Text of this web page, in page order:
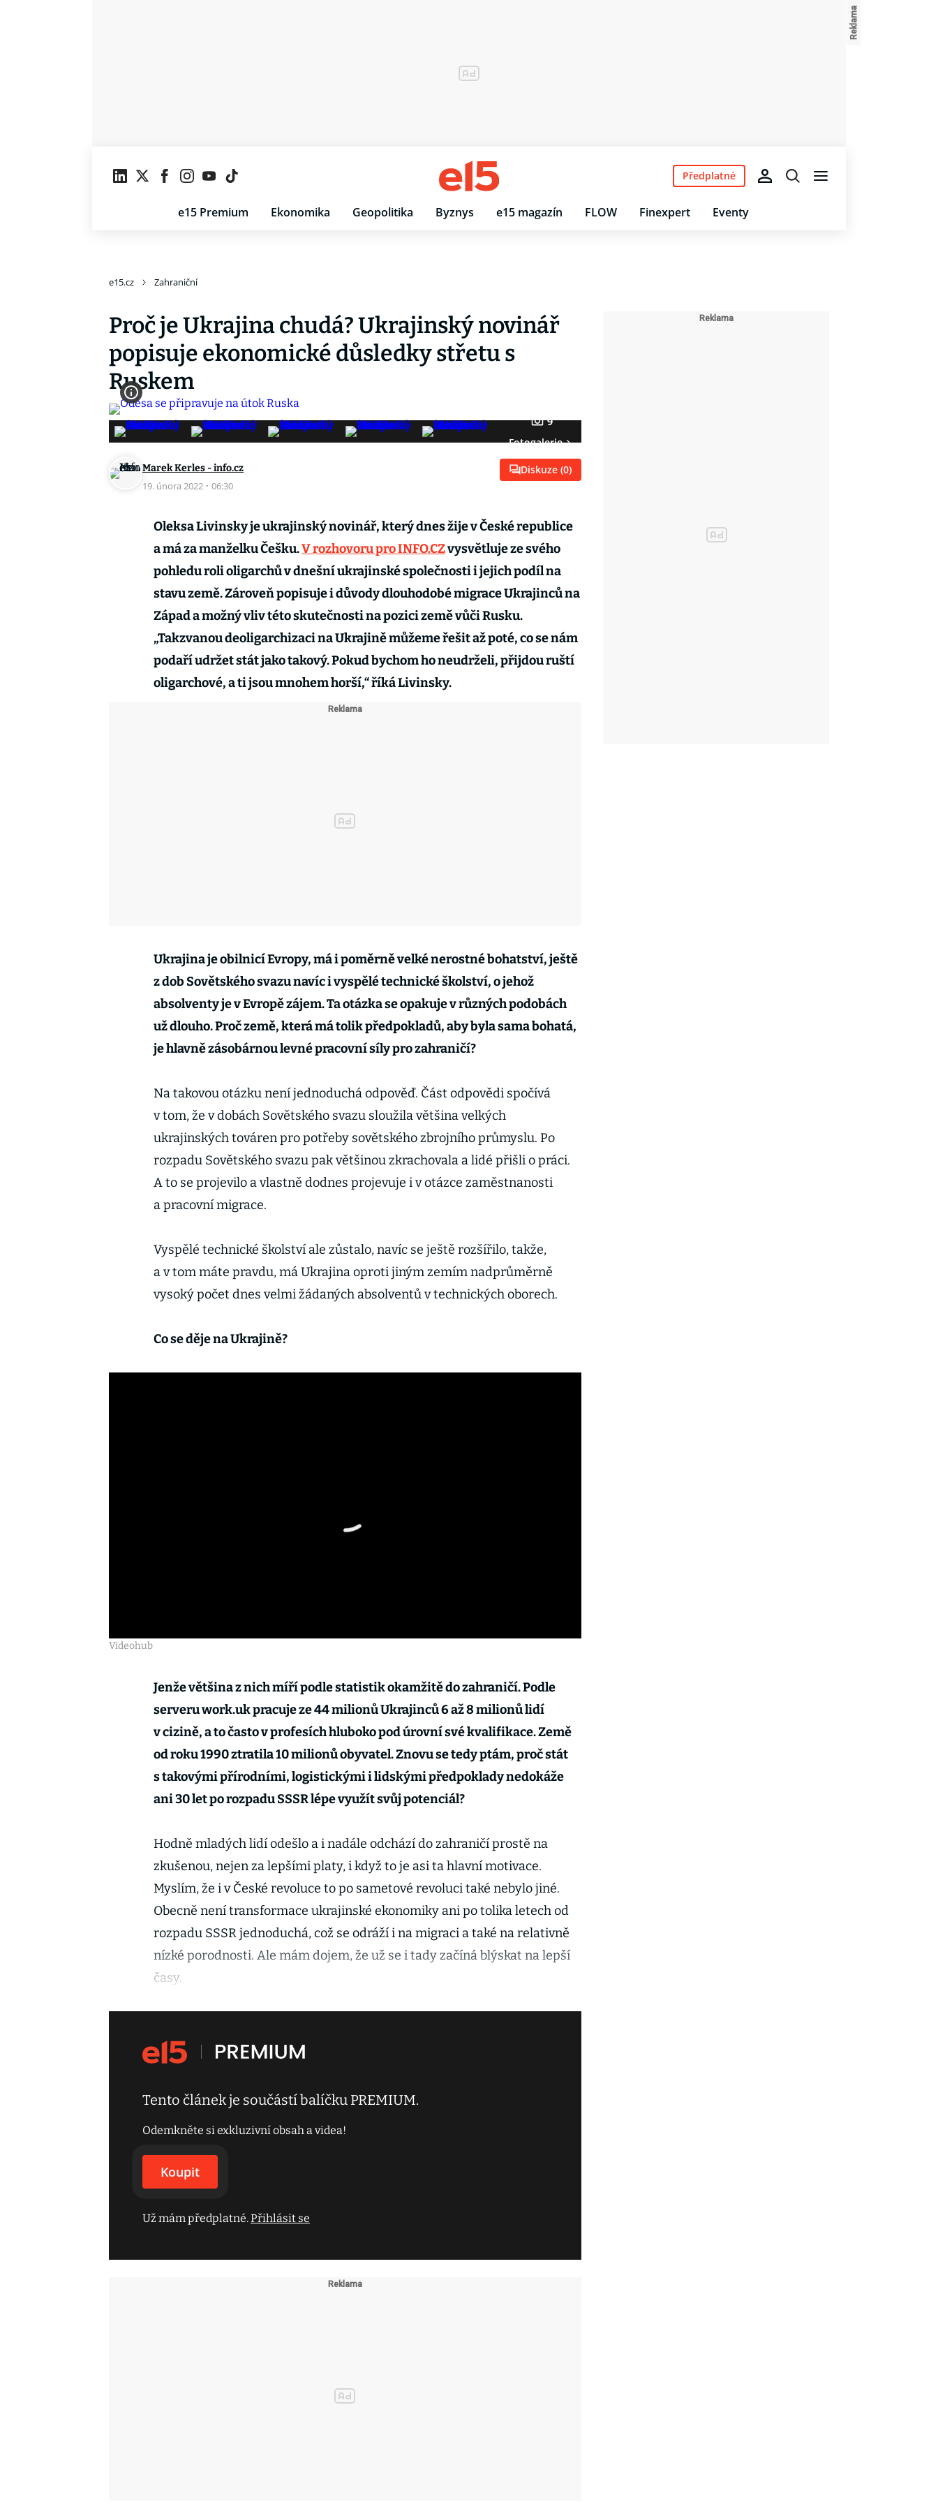
e15 Premium Ekonomika Geopolitika Byznys e15 magazín FLOW Finexpert Eventy
Předplatné
e15.cz Zahraniční
Proč je Ukrajina chudá? Ukrajinský novinář
popisuje ekonomické důsledky střetu s
Ruskem
9
Fotogalerie
Marek Kerles - info.cz
19. února 2022 · 06:30
Diskuze (0)
Oleksa Livinsky je ukrajinský novinář, který dnes žije v České republice
a má za manželku Češku.V rozhovoru pro INFO.CZvysvětluje ze svého
pohledu roli oligarchů v dnešní ukrajinské společnosti i jejich podíl na
stavu země. Zároveň popisuje i důvody dlouhodobé migrace Ukrajinců na
Západ a možný vliv této skutečnosti na pozici země vůči Rusku.
„Takzvanou deoligarchizaci na Ukrajině můžeme řešit až poté, co se nám
podaří udržet stát jako takový. Pokud bychom ho neudrželi, přijdou ruští
oligarchové, a ti jsou mnohem horší,“ říká Livinsky.
Ukrajina je obilnicí Evropy, má i poměrně velké nerostné bohatství, ještě
z dob Sovětského svazu navíc i vyspělé technické školství, o jehož
absolventy je v Evropě zájem. Ta otázka se opakuje v různých podobách
už dlouho. Proč země, která má tolik předpokladů, aby byla sama bohatá,
je hlavně zásobárnou levné pracovní síly pro zahraničí?
Na takovou otázku není jednoduchá odpověď. Část odpovědi spočívá
v tom, že v dobách Sovětského svazu sloužila většina velkých
ukrajinských továren pro potřeby sovětského zbrojního průmyslu. Po
rozpadu Sovětského svazu pak většinou zkrachovala a lidé přišli o práci.
A to se projevilo a vlastně dodnes projevuje i v otázce zaměstnanosti
a pracovní migrace.
Vyspělé technické školství ale zůstalo, navíc se ještě rozšířilo, takže,
a v tom máte pravdu, má Ukrajina oproti jiným zemím nadprůměrně
vysoký počet dnes velmi žádaných absolventů v technických oborech.
Co se děje na Ukrajině?
Videohub
Jenže většina z nich míří podle statistik okamžitě do zahraničí. Podle
serveru work.uk pracuje ze 44 milionů Ukrajinců 6 až 8 milionů lidí
v cizině, a to často v profesích hluboko pod úrovní své kvalifikace. Země
od roku 1990 ztratila 10 milionů obyvatel. Znovu se tedy ptám, proč stát
s takovými přírodními, logistickými i lidskými předpoklady nedokáže
ani 30 let po rozpadu SSSR lépe využít svůj potenciál?
Hodně mladých lidí odešlo a i nadále odchází do zahraničí prostě na
zkušenou, nejen za lepšími platy, i když to je asi ta hlavní motivace.
Myslím, že i v České revoluce to po sametové revoluci také nebylo jiné.
Obecně není transformace ukrajinské ekonomiky ani po tolika letech od
rozpadu SSSR jednoduchá, což se odráží i na migraci a také na relativně
nízké porodnosti. Ale mám dojem, že už se i tady začíná blýskat na lepší
časy.
Tento článek je součástí balíčku PREMIUM.
Odemkněte si exkluzivní obsah a videa!
Koupit
Už mám předplatné.Přihlásit se